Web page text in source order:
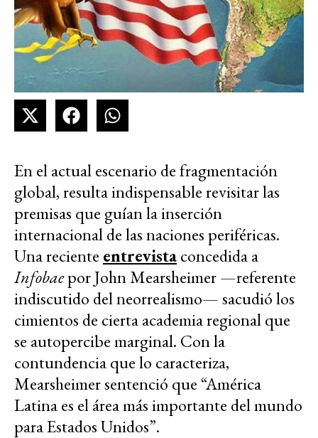
En el actual escenario de fragmentación
global, resulta indispensable revisitar las
premisas que guían la inserción
internacional de las naciones periféricas.
Una reciente entrevistaconcedida a
Infobaepor John Mearsheimer —referente
indiscutido del neorrealismo— sacudió los
cimientos de cierta academia regional que
se autopercibe marginal. Con la
contundencia que lo caracteriza,
Mearsheimer sentenció que “América
Latina es el área más importante del mundo
para Estados Unidos”.